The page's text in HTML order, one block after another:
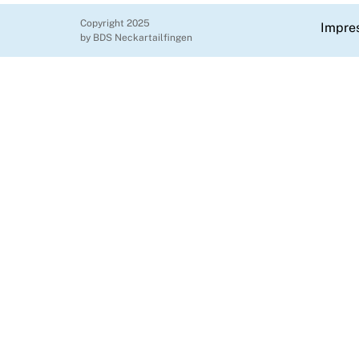
Copyright 2025
by BDS Neckartailfingen